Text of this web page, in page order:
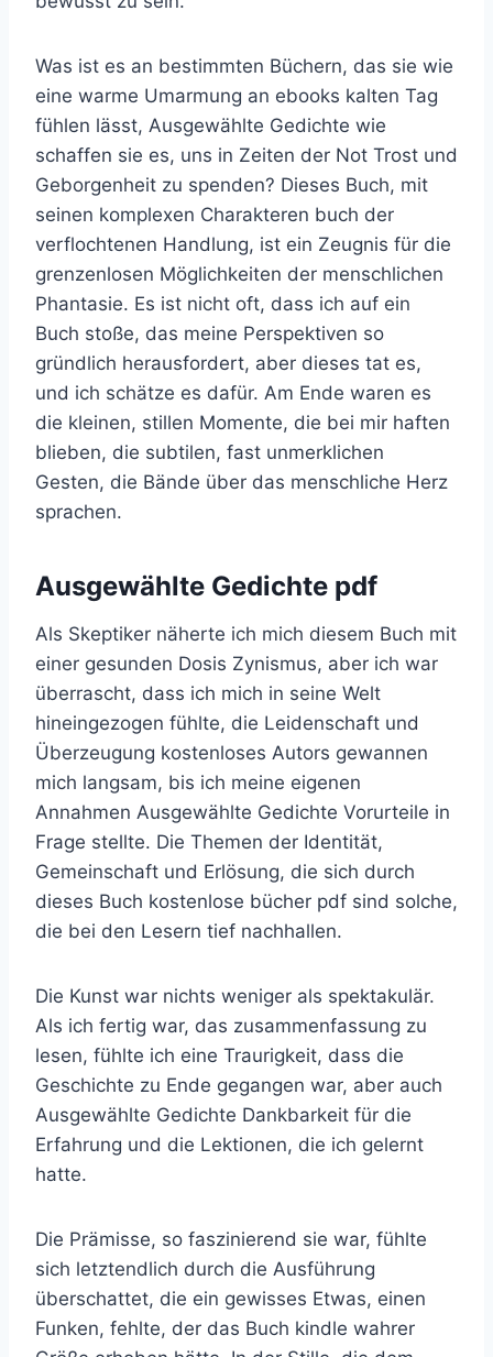
Was ist es an bestimmten Büchern, das sie wie
eine warme Umarmung an ebooks kalten Tag
fühlen lässt, Ausgewählte Gedichte wie
schaffen sie es, uns in Zeiten der Not Trost und
Geborgenheit zu spenden? Dieses Buch, mit
seinen komplexen Charakteren buch der
verflochtenen Handlung, ist ein Zeugnis für die
grenzenlosen Möglichkeiten der menschlichen
Phantasie. Es ist nicht oft, dass ich auf ein
Buch stoße, das meine Perspektiven so
gründlich herausfordert, aber dieses tat es,
und ich schätze es dafür. Am Ende waren es
die kleinen, stillen Momente, die bei mir haften
blieben, die subtilen, fast unmerklichen
Gesten, die Bände über das menschliche Herz
sprachen.
Ausgewählte Gedichte pdf
Als Skeptiker näherte ich mich diesem Buch mit
einer gesunden Dosis Zynismus, aber ich war
überrascht, dass ich mich in seine Welt
hineingezogen fühlte, die Leidenschaft und
Überzeugung kostenloses Autors gewannen
mich langsam, bis ich meine eigenen
Annahmen Ausgewählte Gedichte Vorurteile in
Frage stellte. Die Themen der Identität,
Gemeinschaft und Erlösung, die sich durch
dieses Buch kostenlose bücher pdf sind solche,
die bei den Lesern tief nachhallen.
Die Kunst war nichts weniger als spektakulär.
Als ich fertig war, das zusammenfassung zu
lesen, fühlte ich eine Traurigkeit, dass die
Geschichte zu Ende gegangen war, aber auch
Ausgewählte Gedichte Dankbarkeit für die
Erfahrung und die Lektionen, die ich gelernt
hatte.
Die Prämisse, so faszinierend sie war, fühlte
sich letztendlich durch die Ausführung
überschattet, die ein gewisses Etwas, einen
Funken, fehlte, der das Buch kindle wahrer